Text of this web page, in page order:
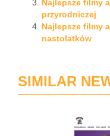
Najlepsze filmy
przyrodniczej
Najlepsze filmy
nastolatków
SIMILAR